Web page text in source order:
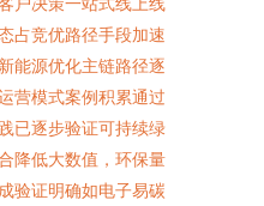
占竞优路径手段加速
能源优化主链路径逐
营模式案例积累通过
已逐步验证可持续绿
降低大数值，环保量
验证明确如电子易碳